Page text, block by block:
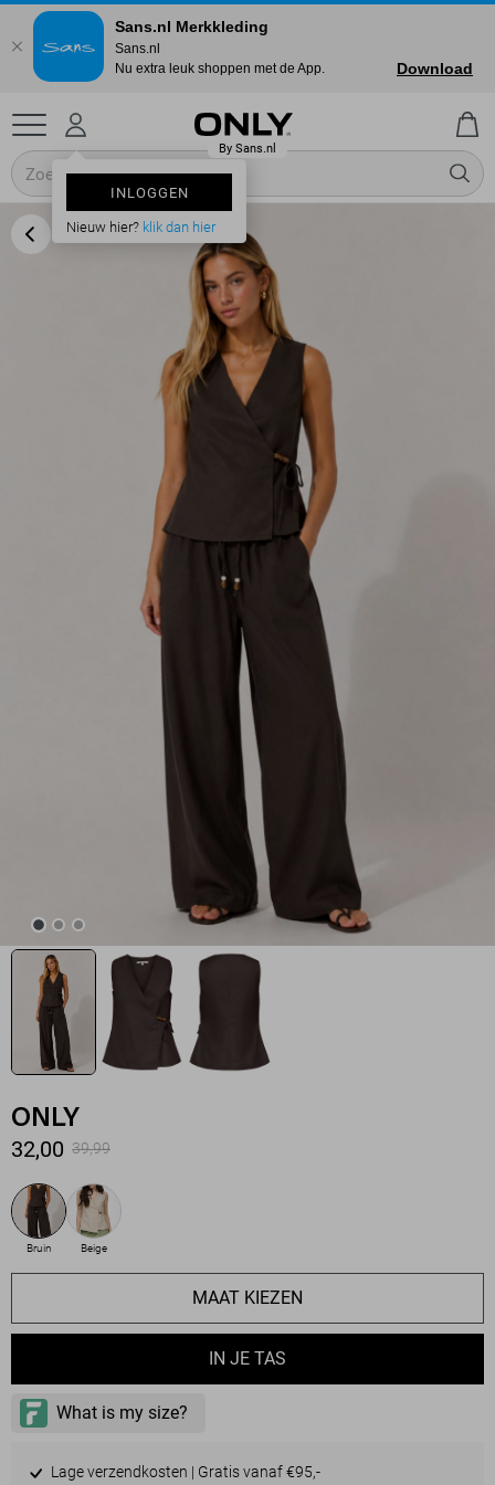
INLOGGEN
Nieuw hier? klik dan hier
ONLY
32,00 39,99
Bruin Beige
MAAT KIEZEN
IN JE TAS
Lage verzendkosten | Gratis vanaf €95,-
Sans.nl Merkkleding
Sans.nl
Nu extra leuk shoppen met de App.
Download